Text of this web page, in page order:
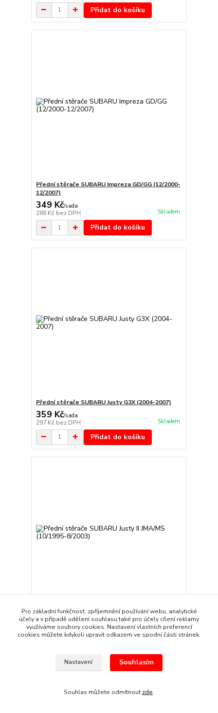
Přidat do košíku
Přední stěrače SUBARU Impreza GD/GG (12/2000-
12/2007)
349 Kč/sada
288 Kč bez DPH Skladem
Přidat do košíku
Přední stěrače SUBARU Justy G3X (2004-2007)
359 Kč/sada
297 Kč bez DPH Skladem
Přidat do košíku
Přední stěrače SUBARU Justy II JMA/MS (10/1995-
8/2003)
349 Kč/sada
bez DPH Skladem
Přidat do košíku
Pro základní funkčnost, zpříjemnění používání webu, analytické
účely a v případě udělení souhlasu také pro účely cílení reklamy
využíváme soubory cookies. Nastavení vlastních preferencí
cookies můžete kdykoli upravit odkazem ve spodní části stránek.
Nastavení Souhlasím
Souhlas můžete odmítnout zde.